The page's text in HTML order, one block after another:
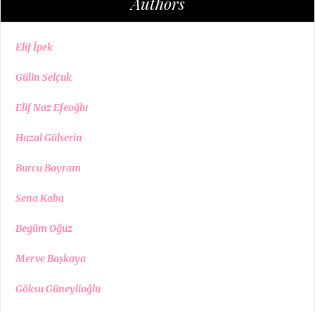
Elif İpek
Gülin Selçuk
Elif Naz Efeoğlu
Hazal Gülserin
Burcu Bayram
Sena Kaba
Begüm Oğuz
Merve Başkaya
Göksu Güneylioğlu